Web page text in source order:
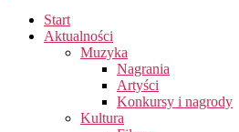
Start
Aktualności
Muzyka
Nagrania
Artyści
Konkursy i nagrody
Kultura